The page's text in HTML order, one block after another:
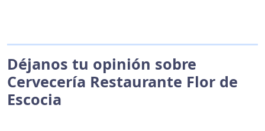
Déjanos tu opinión sobre
Cervecería Restaurante Flor de
Escocia